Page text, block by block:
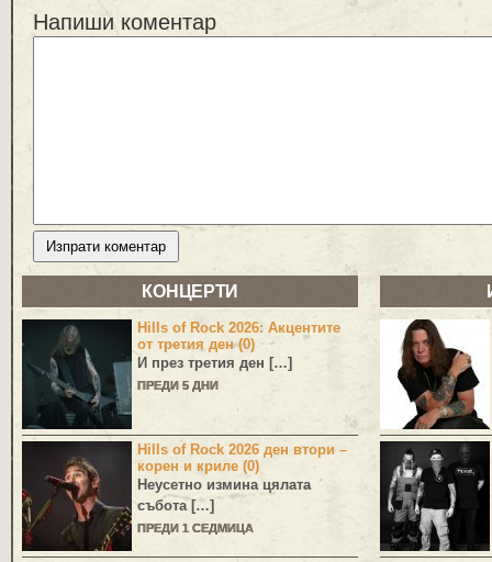
Напиши коментар
КОНЦЕРТИ
Hills of Rock 2026: Акцентите
от третия ден (0)
И през третия ден […]
ПРЕДИ 5 ДНИ
Hills of Rock 2026 ден втори –
корен и криле (0)
Неусетно измина цялата
събота […]
ПРЕДИ 1 СЕДМИЦА